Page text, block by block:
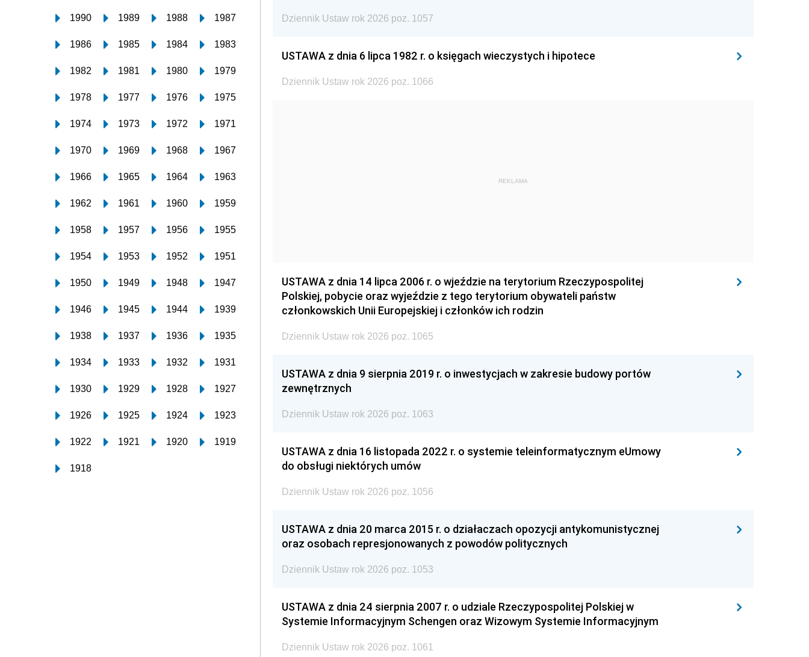
1990 1989 1988 1987
1986 1985 1984 1983
1982 1981 1980 1979
1978 1977 1976 1975
1974 1973 1972 1971
1970 1969 1968 1967
1966 1965 1964 1963
1962 1961 1960 1959
1958 1957 1956 1955
1954 1953 1952 1951
1950 1949 1948 1947
1946 1945 1944 1939
1938 1937 1936 1935
1934 1933 1932 1931
1930 1929 1928 1927
1926 1925 1924 1923
1922 1921 1920 1919
1918
Dziennik Ustaw rok 2026 poz. 1057
USTAWA z dnia 6 lipca 1982 r. o księgach wieczystych i hipotece
Dziennik Ustaw rok 2026 poz. 1066
REKLAMA
USTAWA z dnia 14 lipca 2006 r. o wjeździe na terytorium Rzeczypospolitej
Polskiej, pobycie oraz wyjeździe z tego terytorium obywateli państw
członkowskich Unii Europejskiej i członków ich rodzin
Dziennik Ustaw rok 2026 poz. 1065
USTAWA z dnia 9 sierpnia 2019 r. o inwestycjach w zakresie budowy portów
zewnętrznych
Dziennik Ustaw rok 2026 poz. 1063
USTAWA z dnia 16 listopada 2022 r. o systemie teleinformatycznym eUmowy
do obsługi niektórych umów
Dziennik Ustaw rok 2026 poz. 1056
USTAWA z dnia 20 marca 2015 r. o działaczach opozycji antykomunistycznej
oraz osobach represjonowanych z powodów politycznych
Dziennik Ustaw rok 2026 poz. 1053
USTAWA z dnia 24 sierpnia 2007 r. o udziale Rzeczypospolitej Polskiej w
Systemie Informacyjnym Schengen oraz Wizowym Systemie Informacyjnym
Dziennik Ustaw rok 2026 poz. 1061